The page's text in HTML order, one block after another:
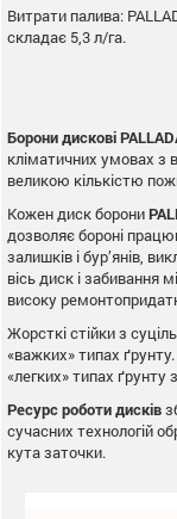
Витрати палива:
складає 5,3 л/га.
Борони дискові
кліматичних умовах з
великою кількістю
Кожен диск борони
дозволяє бороні
залишків і бур’янів,
вісь диск і забивання
високу
Жорсткі стійки з
«важких» типах
«легких» типах ґрунту
Ресурс роботи дисків
сучасних технологій
кута заточки.